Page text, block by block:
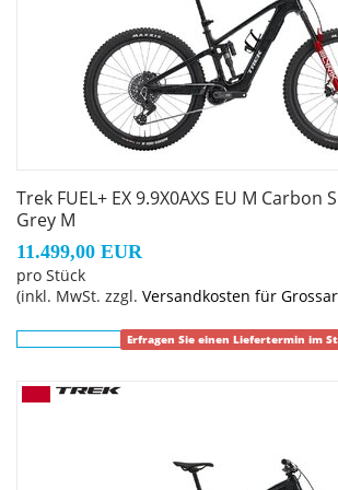
Leitungsverlegung, austauschbare
Aluminiumumlenkhebel, austauschbare
Dämpferaufnahme, Unterrohrschutz,
ABP, UDH, Boost148, anpassbarer
Rahmengröße: XL
Rahmenmaterial: Carbon
Gangschaltung: SRAM X0 Eagle AXS, T-
Kolben-Scheibenbremse // SRAM Maven
Trek FUEL+ EX 9.9X0AXS EU M
Grey M
11.499,00 EUR
pro Stück
(inkl. MwSt. zzgl. Versandkosten für
Erfragen Sie einen Liefertermin im